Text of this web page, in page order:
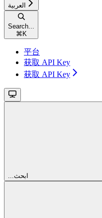
العربية
Search...
⌘ K
平台
获取 API Key
获取 API Key
...ابحث